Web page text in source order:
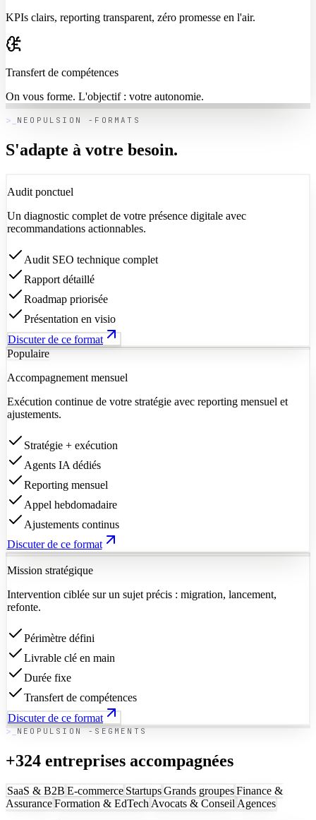
KPIs clairs, reporting transparent, zéro promesse en l'air.
Transfert de compétences
On vous forme. L'objectif : votre autonomie.
NEOPULSION -FORMATS
S'adapte à votre besoin.
Audit ponctuel
Un diagnostic complet de votre présence digitale avec
recommandations actionnables.
Audit SEO technique complet
Rapport détaillé
Roadmap priorisée
Présentation en visio
Discuter de ce format
Populaire
Accompagnement mensuel
Exécution continue de votre stratégie avec reporting mensuel et
ajustements.
Stratégie + exécution
Agents IA dédiés
Reporting mensuel
Appel hebdomadaire
Ajustements continus
Discuter de ce format
Mission stratégique
Intervention ciblée sur un sujet précis : migration, lancement,
refonte.
Périmètre défini
Livrable clé en main
Durée fixe
Transfert de compétences
Discuter de ce format
NEOPULSION -SEGMENTS
+324 entreprises accompagnées
SaaS & B2B E-commerce Startups Grands groupes Finance &
AssuranceFormation & EdTech Avocats & Conseil Agences